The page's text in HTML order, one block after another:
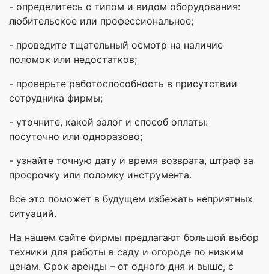
- определитесь с типом и видом оборудования:
любительское или профессиональное;
- проведите тщательный осмотр на наличие
поломок или недостатков;
- проверьте работоспособность в присутствии
сотрудника фирмы;
- уточните, какой залог и способ оплаты:
посуточно или одноразово;
- узнайте точную дату и время возврата, штраф за
просрочку или поломку инструмента.
Все это поможет в будущем избежать неприятных
ситуаций.
На нашем сайте фирмы предлагают большой выбор
техники для работы в саду и огороде по низким
ценам. Срок аренды – от одного дня и выше, с